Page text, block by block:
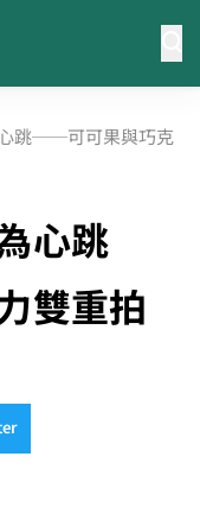
跳──可可果與巧克
心跳
重拍